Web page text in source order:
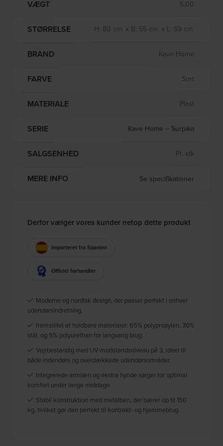
VÆGT 5,00
STØRRELSE H: 80 cm. x B: 55 cm. x L: 59 cm.
BRAND Kave Home
FARVE Sort
MATERIALE Plast
SERIE Kave Home – Surpika
SALGSENHED Pr. stk
MERE INFO Se specifikationer
Derfor vælger vores kunder netop dette produkt
Importeret fra Spanien
Officiel forhandler
Moderne og nordisk design, der passer perfekt i enhver
udendørsindretning.
fremstillet af holdbare materialer: 65% polypropylen, 30%
stål, og 5% polyurethan for langvarig brug.
Vejrbestandig med UV-modstandsniveau på 3, ideel til
både indendørs og overdækkede udendørsområder.
Integrerede armlæn og ekstra hynde sørger for optimal
komfort under lange middage.
Stabil konstruktion med metalben, der bærer op til 150
kg, hvilket gør den perfekt til kontrakt- og hjemmebrug.